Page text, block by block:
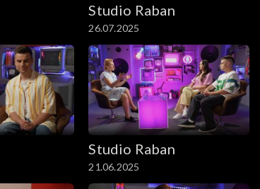
Studio Raban
26.07.2025
Studio Raban
21.06.2025